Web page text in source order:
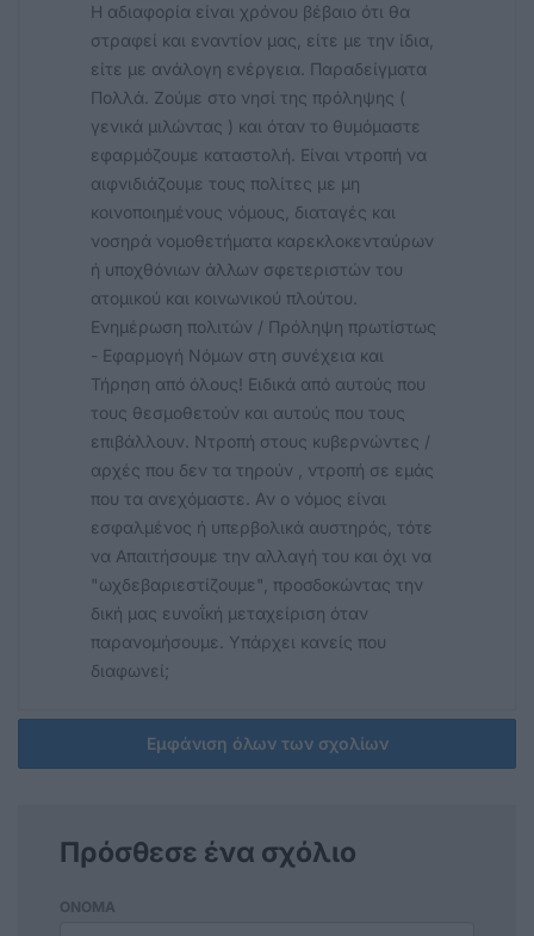
Η αδιαφορία είναι χρόνου βέβαιο ότι θα
στραφεί και εναντίον μας, είτε με την ίδια,
είτε με ανάλογη ενέργεια. Παραδείγματα
Πολλά. Ζούμε στο νησί της πρόληψης (
γενικά μιλώντας ) και όταν το θυμόμαστε
εφαρμόζουμε καταστολή. Είναι ντροπή να
αιφνιδιάζουμε τους πολίτες με μη
κοινοποιημένους νόμους, διαταγές και
νοσηρά νομοθετήματα καρεκλοκενταύρων
ή υποχθόνιων άλλων σφετεριστών του
ατομικού και κοινωνικού πλούτου.
Ενημέρωση πολιτών / Πρόληψη πρωτίστως
- Εφαρμογή Νόμων στη συνέχεια και
Τήρηση από όλους! Ειδικά από αυτούς που
τους θεσμοθετούν και αυτούς που τους
επιβάλλουν. Ντροπή στους κυβερνώντες /
αρχές που δεν τα τηρούν , ντροπή σε εμάς
που τα ανεχόμαστε. Αν ο νόμος είναι
εσφαλμένος ή υπερβολικά αυστηρός, τότε
να Απαιτήσουμε την αλλαγή του και όχι να
"ωχδεβαριεστίζουμε", προσδοκώντας την
δική μας ευνοΐκή μεταχείριση όταν
παρανομήσουμε. Υπάρχει κανείς που
διαφωνεί;
Εμφάνιση όλων των σχολίων
Πρόσθεσε ένα σχόλιο
ΟΝΟΜΑ